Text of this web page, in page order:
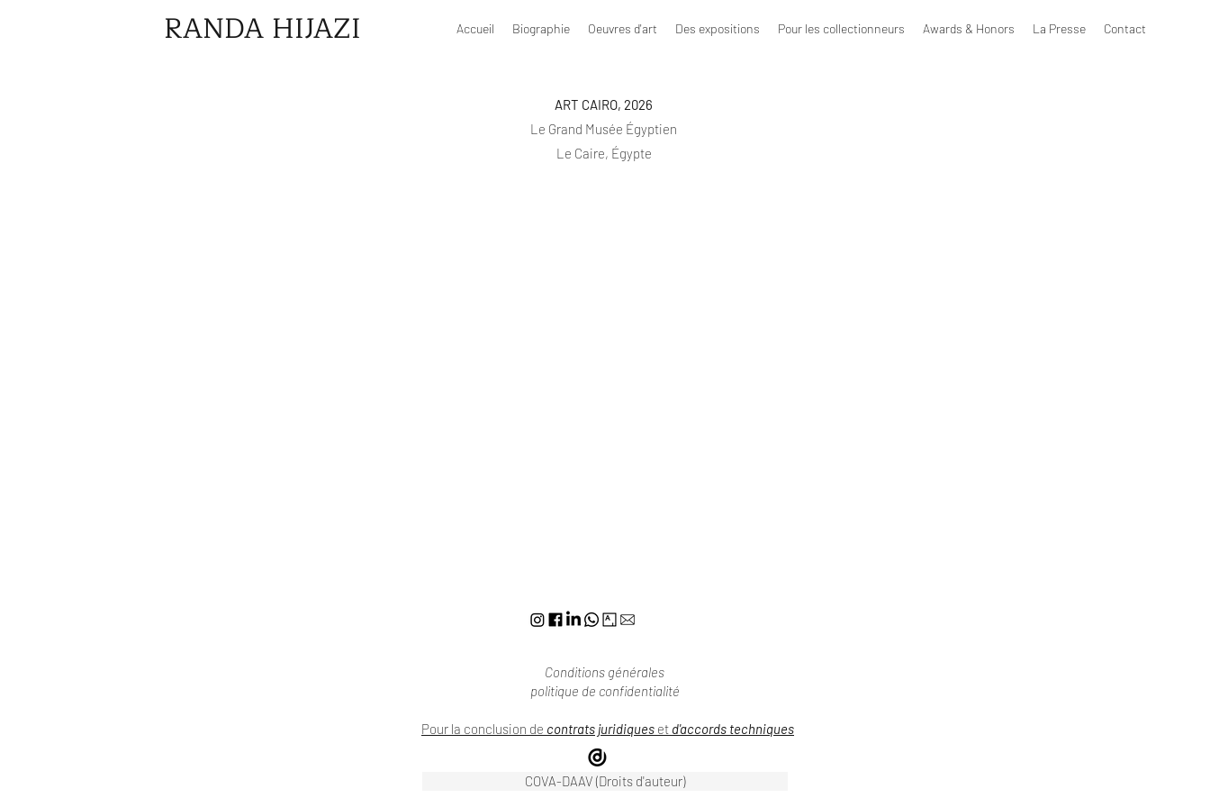
RANDA HIJAZI Accueil Biographie Oeuvres d'art Des expositions Pour les collectionneurs Awards & Honors La Presse Contact
ART CAIRO, 2026
Le Grand Musée Égyptien
Le Caire, Égypte
Conditions générales
politique de confidentialité
Pour la conclusion de contrats juridiques et d'accords techniques
COVA-DAAV (Droits d'auteur)